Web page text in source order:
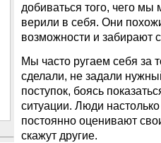
добиваться того, чего
верили в себя. Они
возможности и забирают
Мы часто ругаем себя за
сделали, не задали
поступок, боясь
ситуации. Люди
постоянно оценивают
скажут другие.